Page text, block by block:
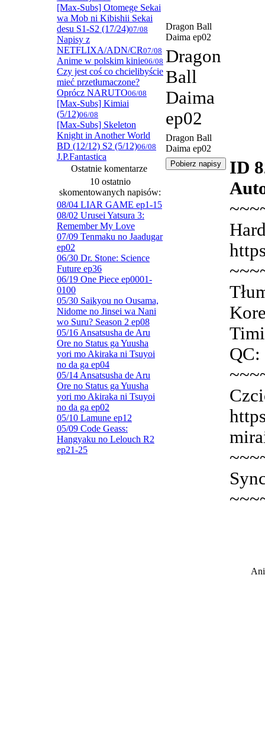
[Max-Subs] Otomege Sekai
wa Mob ni Kibishii Sekai
desu S1-S2 (17/24)07/08
Napisy z
NETFLIXA/ADN/CR07/08
Anime w polskim kinie06/08
Czy jest coś co chcielibyście
mieć przetłumaczone?
Oprócz NARUTO06/08
[Max-Subs] Kimiai
(5/12)06/08
[Max-Subs] Skeleton
Knight in Another World
BD (12/12) S2 (5/12)06/08
J.P.Fantastica
Ostatnie komentarze
10 ostatnio
skomentowanych napisów:
08/04 LIAR GAME ep1-15
08/02 Urusei Yatsura 3:
Remember My Love
07/09 Tenmaku no Jaadugar
ep02
06/30 Dr. Stone: Science
Future ep36
06/19 One Piece ep0001-
0100
05/30 Saikyou no Ousama,
Nidome no Jinsei wa Nani
wo Suru? Season 2 ep08
05/16 Ansatsusha de Aru
Ore no Status ga Yuusha
yori mo Akiraka ni Tsuyoi
no da ga ep04
05/14 Ansatsusha de Aru
Ore no Status ga Yuusha
yori mo Akiraka ni Tsuyoi
no da ga ep02
05/10 Lamune ep12
05/09 Code Geass:
Hangyaku no Lelouch R2
ep21-25
Dragon Ball
Daima ep02
Dragon
Ball
Daima
ep02
Dragon Ball
Daima ep02
ID